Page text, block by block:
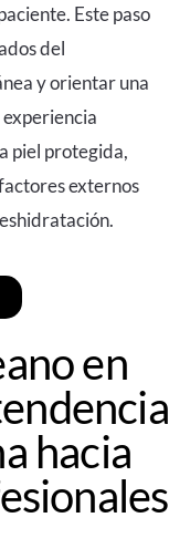
Este paso
del
y orientar una
piel protegida,
externos
en
hacia